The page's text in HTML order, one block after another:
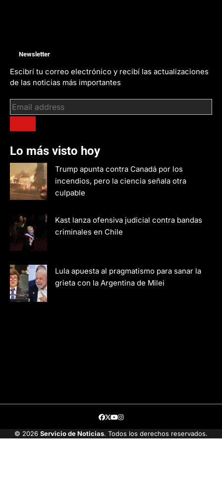
Newsletter
Escibrí tu correo electrónico y recibí las actualizaciones
de las noticias más importantes
Lo más visto hoy
Trump apunta contra Canadá por los
incendios, pero la ciencia señala otra
culpable
Kast lanza ofensiva judicial contra bandas
criminales en Chile
Lula apuesta al pragmatismo para sanar la
grieta con la Argentina de Milei
Facebook
TwitterYoutube
Instagram
© 2026 Servicio de Noticias. Todos los derechos reservados.